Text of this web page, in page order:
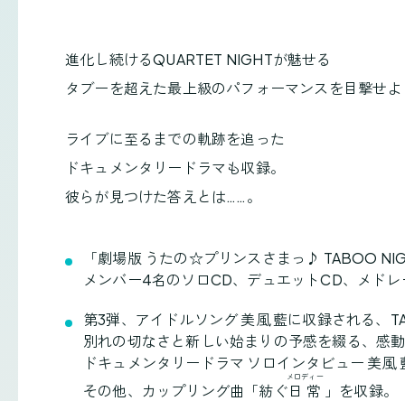
進化し続けるQUARTET NIGHTが魅せる
タブーを超えた最上級のパフォーマンスを目撃せ
ライブに至るまでの軌跡を追った
ドキュメンタリードラマも収録。
彼らが見つけた答えとは……。
「劇場版 うたの☆プリンスさまっ♪ TABOO
メンバー4名のソロCD、デュエットCD、メド
第3弾、アイドルソング 美風 藍に収録される、
別れの切なさと新しい始まりの予感を綴る、感
ドキュメンタリードラマ ソロインタビュー 美
その他、カップリング曲「紡ぐ日常
メロディー
」を収録。